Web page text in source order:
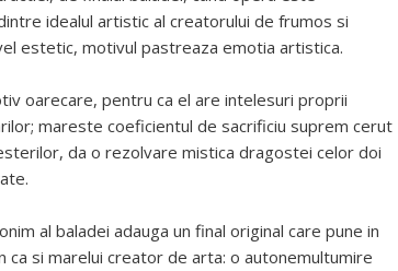
idealul artistic al creatorului de frumos si
estetic, motivul pastreaza emotia artistica.
oarecare, pentru ca el are intelesuri proprii
mareste coeficientul de sacrificiu suprem cerut
da o rezolvare mistica dragostei celor doi
al baladei adauga un final original care pune in
si marelui creator de arta: o autonemultumire